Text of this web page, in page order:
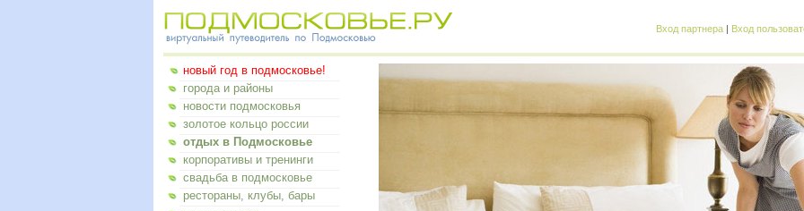
Вход партнера | Вход
новый год в подмосковье!
города и районы
новости подмосковья
золотое кольцо россии
отдых в Подмосковье
корпоративы и тренинги
свадьба в подмосковье
рестораны, клубы, бары